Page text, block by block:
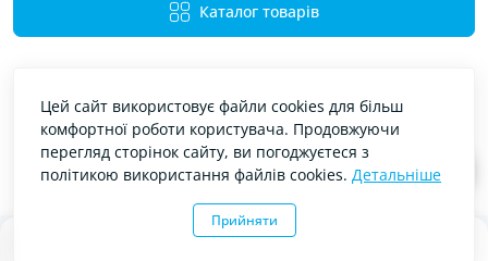
0
Каталог товарів
Bibimir — автотовари та аксесуари © 2026
Цей сайт використовує файли cookies для більш
комфортної роботи користувача. Продовжуючи
перегляд сторінок сайту, ви погоджуєтеся з
політикою використання файлів cookies. Детальніше
Прийняти